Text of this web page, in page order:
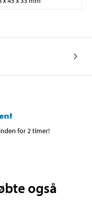
for 2 timer!
også